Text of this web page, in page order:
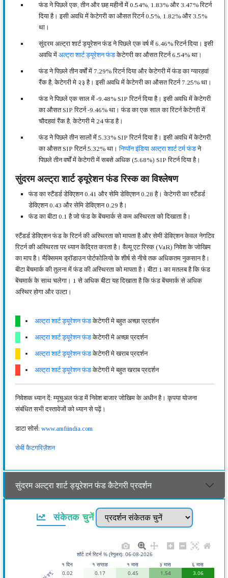
फंड ने पिछले एक, तीन और छह महीनों में 0.54%, 1.83% और 3.47% रिटर्न
दिया है। इसी अवधि में केटेगरी का औसत रिटर्न 0.5%, 1.82% और 3.5%
था।
सुंदरम अल्ट्रा शार्ट ड्यूरेशन फंड ने पिछले एक वर्ष में 6.46% रिटर्न दिया। इसी
अवधि में अल्ट्रा शार्ट ड्यूरेशन फंडकेटेगरी का औसत रिटर्न 6.54% था।
फंड ने पिछले तीन वर्षों में 7.29% रिटर्न दिया और केटेगरी में फंड का ग्यारहवां
रैंक है, केटेगरी मे २३ है। इसी अवधि में केटेगरी का औसत रिटर्न 7.25% था।
फंड ने पिछले एक साल में -9.48% SIP रिटर्न दिया है। इसी अवधि में केटेगरी
का औसत SIP रिटर्न -9.46% था। फंड का एक साल का रिटर्न केटेगरी में
चौदहवां रैंक है, केटेगरी मे 24 फंड है।
फंड ने पिछले तीन सालों में 5.33% SIP रिटर्न दिया है। इसी अवधि में केटेगरी
का औसत SIP रिटर्न 5.32% था।निप्पॉन इंडिया अल्ट्रा शार्ट टर्म फंडने
पिछले तीन वर्षों में केटेगरी में सबसे अधिक (5.68%) SIP रिटर्न दिया है।
सुंदरम अल्ट्रा शार्ट ड्यूरेशन फंड रिस्क का विश्लेषण
फंड का स्टैंडर्ड डेविएशन 0.41 और सेमि डेविएशन 0.28 है। केटेगरी का स्टैंडर्ड
डेविएशन 0.43 और सेमि डेविएशन 0.29 है।
फंड का बीटा 0.1 है जो फंड के बेंचमार्क से कम अस्थिरता को दिखाता है।
स्टैंडर्ड डेविएशन फंड के रिटर्न की अस्थिरता को मापता है और सेमी डेविएशन केवल नेगटिव
रिटर्न की अस्थिरता पर ध्यान केंद्रित करता है। वैल्यू एट रिस्क (VaR) निवेश के जोखिम
का माप है। मैक्सिमम ड्रॉडाउन पोर्टफोलियो के शीर्ष से नीचे तक अधिकतम नुकसान है।
बीटा बेंचमार्क की तुलना में फंड की अस्थिरता को मापता है। बीटा 1 का मतलब है कि फंड
बेंचमार्क के साथ चलेगा। 1 से अधिक बीटा यह दिखाता है कि फंड बेंचमार्क से अधिक
अस्थिर होगा और उल्टा।
अल्ट्रा शार्ट ड्यूरेशन फंडकेटेगरी मे बहुत अच्छा प्रदर्शन
अल्ट्रा शार्ट ड्यूरेशन फंडकेटेगरी मे अच्छा प्रदर्शन
अल्ट्रा शार्ट ड्यूरेशन फंडकेटेगरी मे खराब प्रदर्शन
अल्ट्रा शार्ट ड्यूरेशन फंडकेटेगरी मे बहुत खराब प्रदर्शन
निवेशक ध्यान दें: म्यूचुअल फंड में निवेश बाजार जोखिम के अधीन है। कृपया योजना
संबंधित सभी दस्तावेजों को ध्यान से पढ़ें।
डाटा सोर्स: www.amfiindia.com
सेबी कैटगरिज़ैशन
सुंदरम अल्ट्रा शार्ट ड्यूरेशन फंड कैटेगरी प्रदर्शन
संकेतक चुनें
0.02 0.17 0.45 1.54
3.06
१ दिन १ सप्ताह १ मास ३ मास ६ मास
शॉर्ट टर्म रिटर्न % (रेगुलर): 06-08-2026